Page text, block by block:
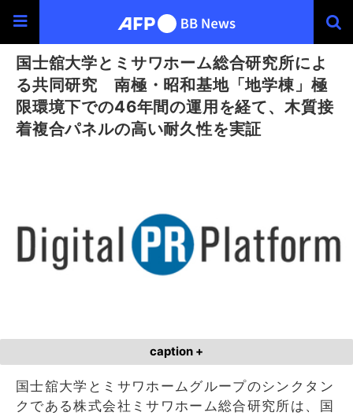
国士舘大学とミサワホーム総合研究所によ
る共同研究 南極・昭和基地「地学棟」極
限環境下での46年間の運用を経て、木質接
着複合パネルの高い耐久性を実証
caption +
国士舘大学とミサワホームグループのシンクタン
クである株式会社ミサワホーム総合研究所は、国